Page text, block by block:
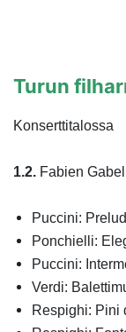
Turun
Konserttitalossa
1.2. Fabien
Puccini:
Ponchielli:
Puccini:
Verdi:
Respighi: Pini